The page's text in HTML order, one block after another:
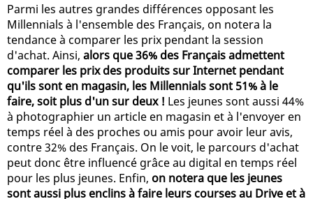
Parmi les autres grandes différences opposant les
Millennials à l'ensemble des Français, on notera la
tendance à comparer les prix pendant la session
d'achat. Ainsi, alors que 36% des Français admettent
comparer les prix des produits sur Internet pendant
qu'ils sont en magasin, les Millennials sont 51% à le
faire, soit plus d'un sur deux ! Les jeunes sont aussi 44%
à photographier un article en magasin et à l'envoyer en
temps réel à des proches ou amis pour avoir leur avis,
contre 32% des Français. On le voit, le parcours d'achat
peut donc être influencé grâce au digital en temps réel
pour les plus jeunes. Enfin, on notera que les jeunes
sont aussi plus enclins à faire leurs courses au Drive et à